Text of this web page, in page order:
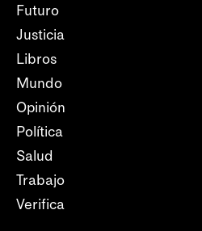
Futuro
Justicia
Libros
Mundo
Opinión
Política
Salud
Trabajo
Verifica